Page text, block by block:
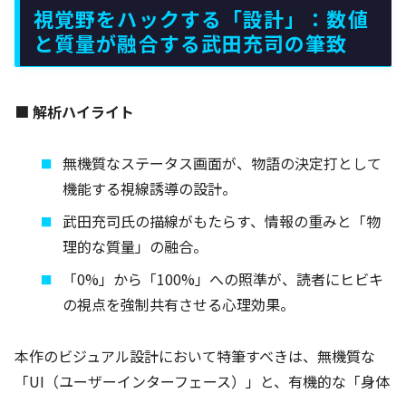
視覚野をハックする「設計」：数値
と質量が融合する武田充司の筆致
■ 解析ハイライト
無機質なステータス画面が、物語の決定打として
機能する視線誘導の設計。
武田充司氏の描線がもたらす、情報の重みと「物
理的な質量」の融合。
「0%」から「100%」への照準が、読者にヒビキ
の視点を強制共有させる心理効果。
本作のビジュアル設計において特筆すべきは、無機質な
「UI（ユーザーインターフェース）」と、有機的な「身体